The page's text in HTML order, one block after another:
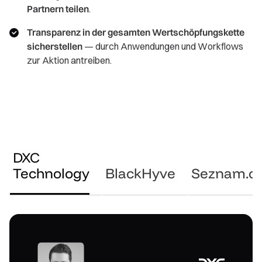
Partnern teilen.
Transparenz in der gesamten Wertschöpfungskette
sicherstellen — durch Anwendungen und Workflows
zur Aktion antreiben.
DXC
Technology
BlackHyve